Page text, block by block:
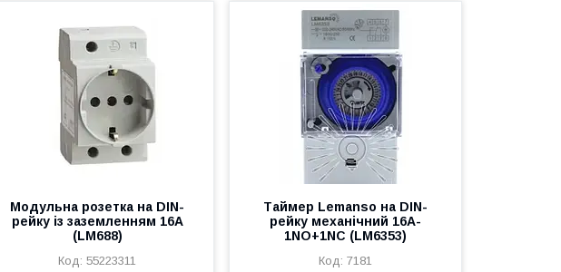
Модульна розетка на DIN-
рейку із заземленням 16А
(LM688)
55223311
Таймер Lemanso на DIN-
рейку механічний 16A-
1NO+1NC (LM6353)
7181